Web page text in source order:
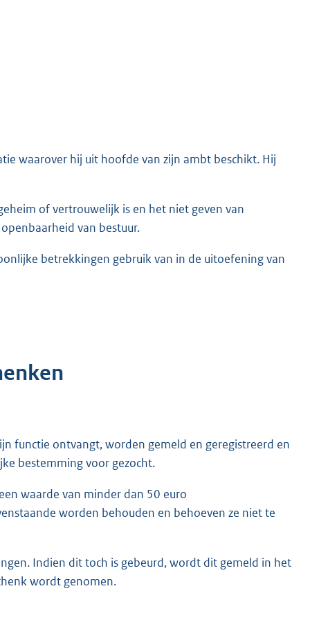
waarover hij uit hoofde van zijn ambt beschikt. Hij
of vertrouwelijk is en het niet geven van
van bestuur.
betrekkingen gebruik van in de uitoefening van
functie ontvangt, worden gemeld en geregistreerd en
bestemming voor gezocht.
waarde van minder dan 50 euro
worden behouden en behoeven ze niet te
Indien dit toch is gebeurd, wordt dit gemeld in het
wordt genomen.